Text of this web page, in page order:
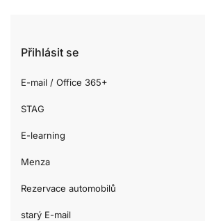
Přihlásit se
E-mail / Office 365+
STAG
E-learning
Menza
Rezervace automobilů
starý E-mail